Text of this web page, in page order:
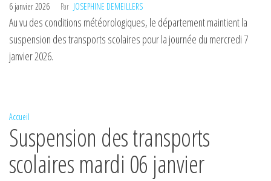
6 janvier 2026 Par JOSEPHINE DEMEILLERS
Au vu des conditions météorologiques, le département maintient la
suspension des transports scolaires pour la journée du mercredi 7
janvier 2026.
Accueil
Suspension des transports
scolaires mardi 06 janvier